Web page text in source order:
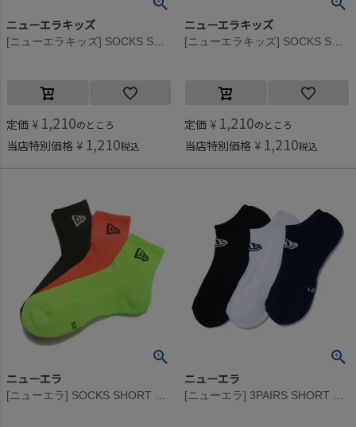
ニューエラキッズ
[ニューエラキッズ] SOCKS SHORT 3PAIRS FLASH マルチ
定価 ¥ 1,210のところ
当店特別価格 ¥ 1,210税込
ニューエラキッズ
[ニューエラキッズ] SOCKS SHORT 3PAIRS FLASH マルチ
定価 ¥ 1,210のところ
当店特別価格 ¥ 1,210税込
ニューエラ
[ニューエラ] SOCKS SHORT 3PAIRS FLASH マルチ
ニューエラ
[ニューエラ] 3PAIRS SHORT SOCKS(MULTI) マルチ